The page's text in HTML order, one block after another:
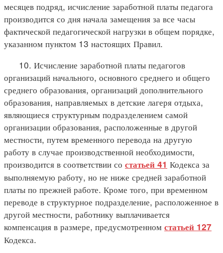
месяцев подряд, исчисление заработной платы педагога
производится со дня начала замещения за все часы
фактической педагогической нагрузки в общем порядке,
указанном пунктом 13 настоящих Правил.
10. Исчисление заработной платы педагогов
организаций начального, основного среднего и общего
среднего образования, организаций дополнительного
образования, направляемых в детские лагеря отдыха,
являющиеся структурным подразделением самой
организации образования, расположенные в другой
местности, путем временного перевода на другую
работу в случае производственной необходимости,
производится в соответствии со статьей 41 Кодекса за
выполняемую работу, но не ниже средней заработной
платы по прежней работе. Кроме того, при временном
переводе в структурное подразделение, расположенное в
другой местности, работнику выплачивается
компенсация в размере, предусмотренном статьей 127
Кодекса.